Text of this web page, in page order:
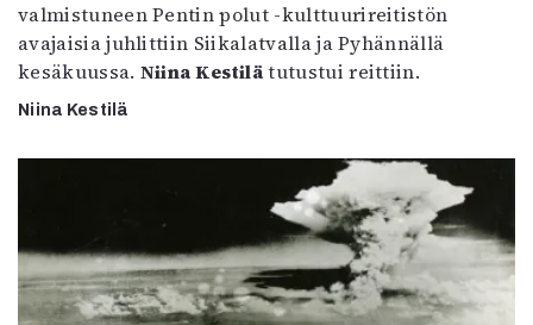
valmistuneen Pentin polut -kulttuurireitistön
avajaisia juhlittiin Siikalatvalla ja Pyhännällä
kesäkuussa. Niina Kestilätutustui reittiin.
Niina Kestilä